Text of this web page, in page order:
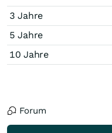
3 Jahre
5 Jahre
10 Jahre
Forum